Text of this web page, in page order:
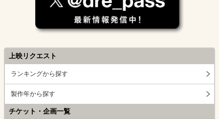
上映リクエスト
ランキングから探す
製作年から探す
チケット・企画一覧